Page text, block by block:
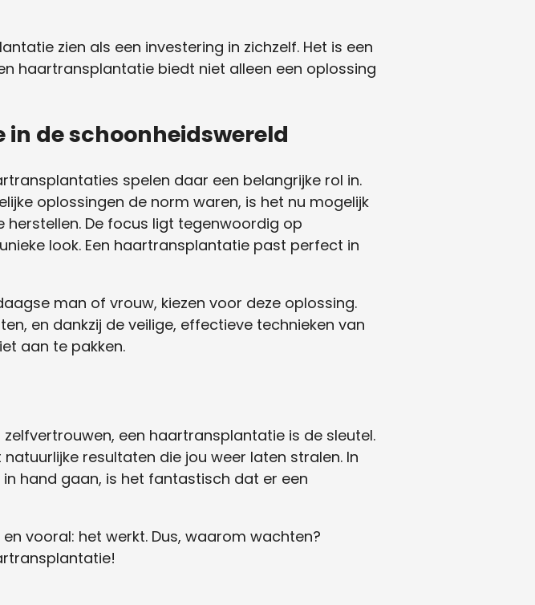
zien als een investering in zichzelf. Het is een
haartransplantatie biedt niet alleen een oplossing
de schoonheidswereld
spelen daar een belangrijke rol in.
oplossingen de norm waren, is het nu mogelijk
De focus ligt tegenwoordig op
look. Een haartransplantatie past perfect in
man of vrouw, kiezen voor deze oplossing.
en dankzij de veilige, effectieve technieken van
aan te pakken.
een haartransplantatie is de sleutel.
resultaten die jou weer laten stralen. In
hand gaan, is het fantastisch dat er een
vooral: het werkt. Dus, waarom wachten?